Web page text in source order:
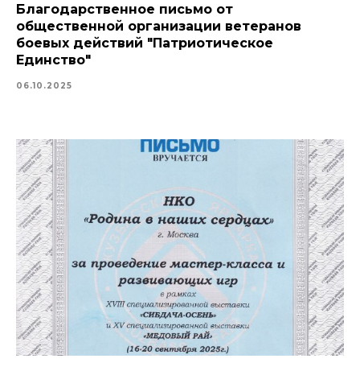
Благодарственное письмо от
общественной организации ветеранов
боевых действий "Патриотическое
Единство"
06.10.2025